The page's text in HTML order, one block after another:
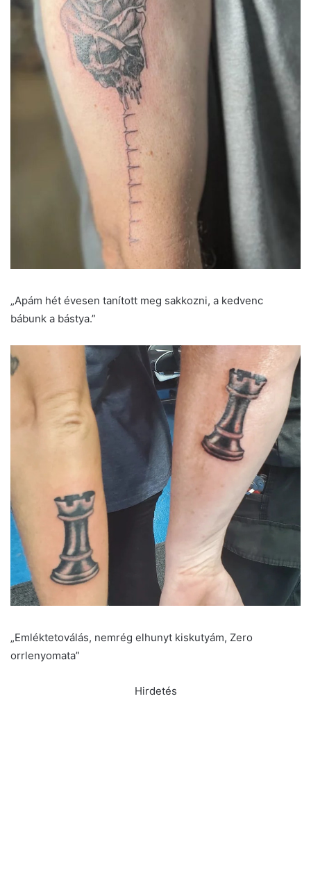
„Apám hét évesen tanított meg sakkozni, a kedvenc
bábunk a bástya.”
„Emléktetoválás, nemrég elhunyt kiskutyám, Zero
orrlenyomata”
Hirdetés